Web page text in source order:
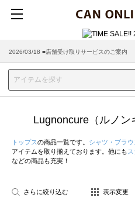
2026/03/18 ■店舗受け取りサービスのご案内
Lugnoncure（ルノン
トップスの商品一覧です。 シャツ・ブラウ
アイテムを取り揃えております。他にも
などの商品も充実！
さらに絞り込む 表示変更